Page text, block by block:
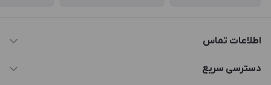
اطلاعات تماس
021-88846810-1
دسترسی سریع